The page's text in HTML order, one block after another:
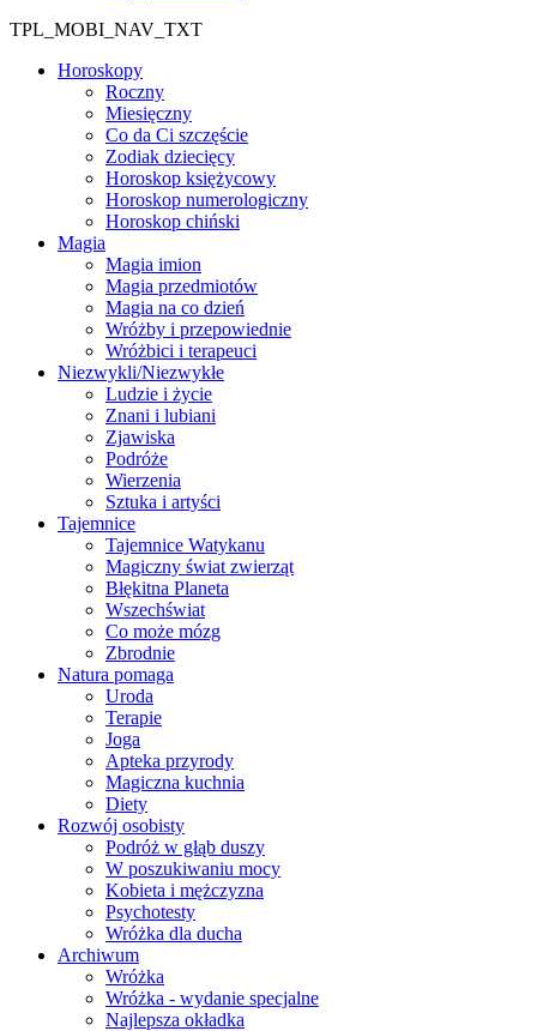
TPL_MOBI_NAV_TXT
Horoskopy
Roczny
Miesięczny
Co da Ci szczęście
Zodiak dziecięcy
Horoskop księżycowy
Horoskop numerologiczny
Horoskop chiński
Magia
Magia imion
Magia przedmiotów
Magia na co dzień
Wróżby i przepowiednie
Wróżbici i terapeuci
Niezwykli/Niezwykłe
Ludzie i życie
Znani i lubiani
Zjawiska
Podróże
Wierzenia
Sztuka i artyści
Tajemnice
Tajemnice Watykanu
Magiczny świat zwierząt
Błękitna Planeta
Wszechświat
Co może mózg
Zbrodnie
Natura pomaga
Uroda
Terapie
Joga
Apteka przyrody
Magiczna kuchnia
Diety
Rozwój osobisty
Podróż w głąb duszy
W poszukiwaniu mocy
Kobieta i mężczyzna
Psychotesty
Wróżka dla ducha
Archiwum
Wróżka
Wróżka - wydanie specjalne
Najlepsza okładka